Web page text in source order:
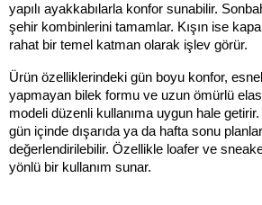
yapılı ayakkabılarla konfor sunabilir.
şehir kombinlerini tamamlar. Kışın ise
rahat bir temel katman olarak işlev görür.
Ürün özelliklerindeki gün boyu konfor,
yapmayan bilek formu ve uzun ömürlü
modeli düzenli kullanıma uygun hale
gün içinde dışarıda ya da hafta sonu
değerlendirilebilir. Özellikle loafer ve
yönlü bir kullanım sunar.